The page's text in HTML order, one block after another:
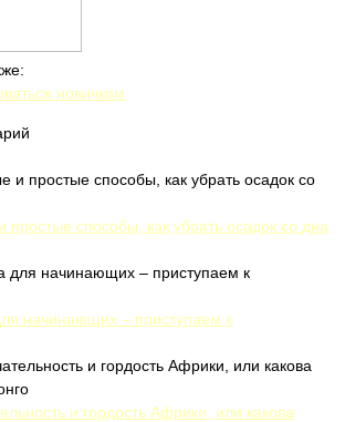
новичкам
способы, как убрать осадок со дна
начинающих – приступаем к
и гордость Африки, или какова